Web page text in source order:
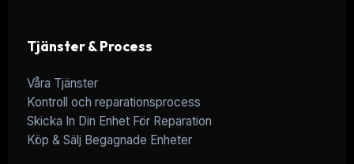
Tjänster & Process
Våra Tjänster
Kontroll och reparationsprocess
Skicka In Din Enhet För Reparation
Köp & Sälj Begagnade Enheter